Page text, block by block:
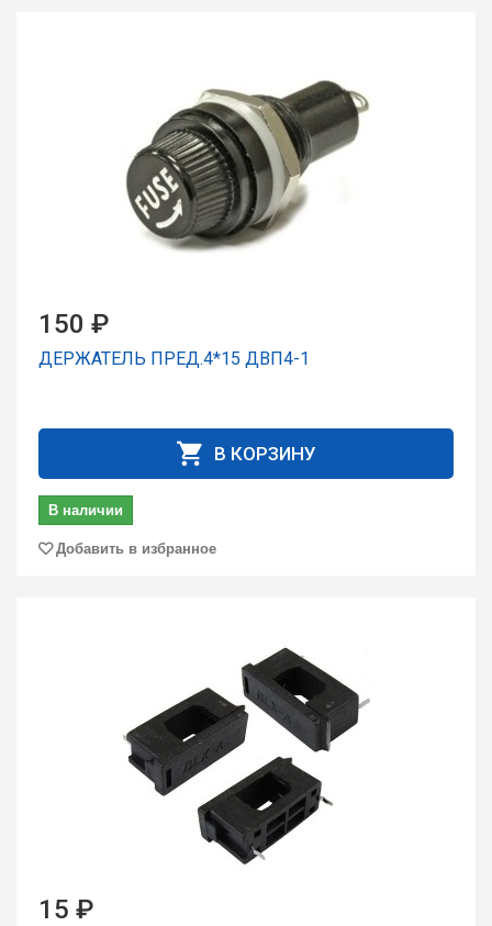
150 ₽
ДЕРЖАТЕЛЬ ПРЕД.4*15 ДВП4-1
В КОРЗИНУ
В наличии
Добавить в избранное
15 ₽